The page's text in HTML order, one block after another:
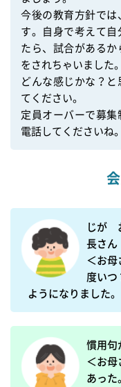
今後の教育方針で
す。自身で考えて
たら、試合がある
をされちゃいました。
どんな感じかな？
てください。
定員オーバーで募
電話してくださいね。
じが
長さん
＜お母
度いつ
ようになりました。
慣用句
＜お母
あった